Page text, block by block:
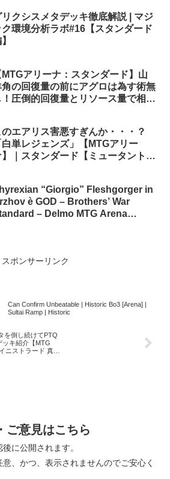
リクシスメタデッキ徹底解説 | マジ
ク環境分析ラボ#16【スタンダード
MTGアリーナ：スタンダード】山
角の回復量の前にアグロは為す術無
！圧倒的回復量とリソース量で相手
】
のエアリス害悪すぎんか・・・？
白単レジェンズ」【MTGアリー
】｜スタンダード【ミュータント・
“Giorgio” Fleshgorger in
è GOD – Brothers’ War
– Delmo MTG Arena
スポンサーリンク
Can Confirm Unbeatable | Historic Bo3 [Arena] |
Sultai Ramp | Historic
を倒し続けてPTQ
ッキ紹介【MTG
ニストラード 真夜
ご意見はこちら
に公開されます。
、かつ、表示されませんのでご安心く